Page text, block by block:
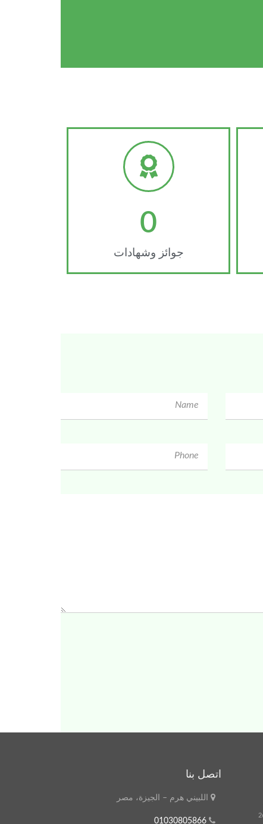
جوائز وشهادات
0
اتصل بنا
اللبيني هرم – الجيزة، مصر
01030805866